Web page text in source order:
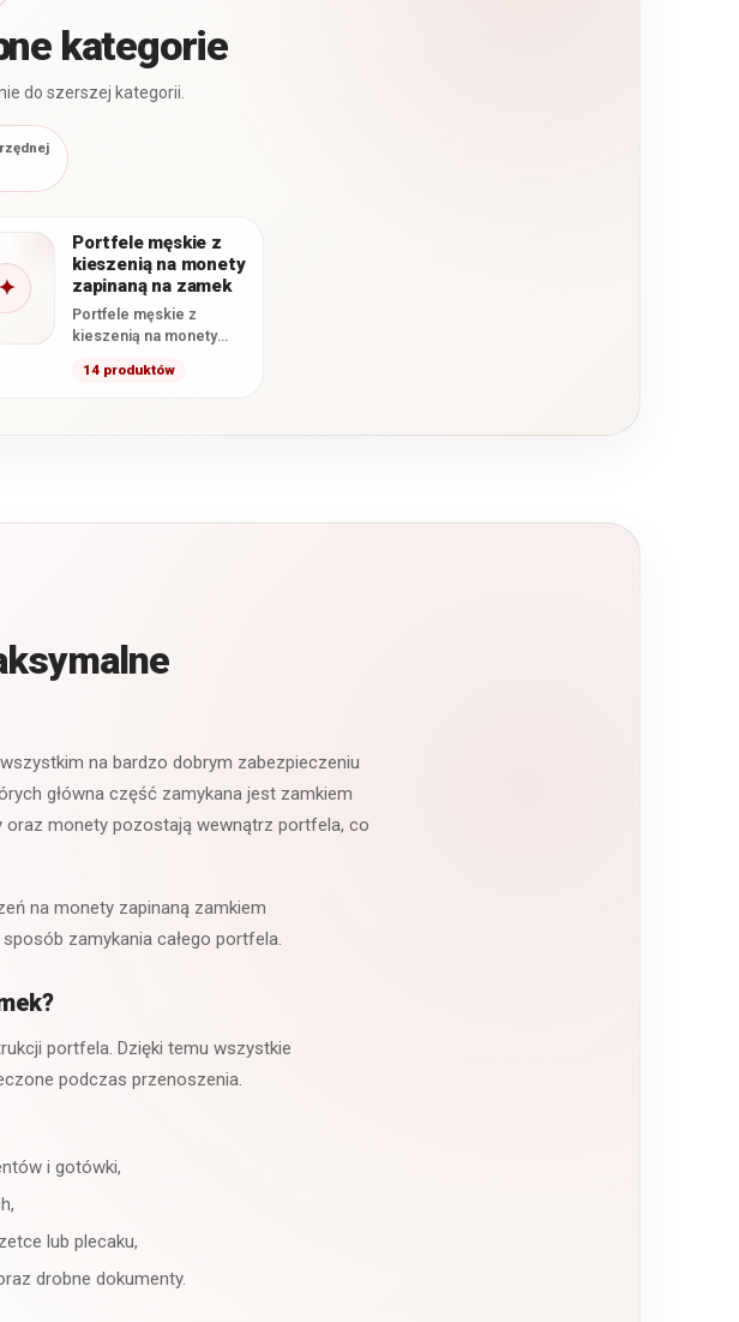
kategorie
do szerszej kategorii.
✦
Portfele męskie z
kieszenią na monety
zapinaną na zamek
Portfele męskie z
kieszenią na monety
modele wyposażone w
14 produktów
na bardzo dobrym zabezpieczeniu
główna część zamykana jest zamkiem
oraz monety pozostają wewnątrz portfela, co
na monety zapinaną zamkiem
zamykania całego portfela.
portfela. Dzięki temu wszystkie
podczas przenoszenia.
i gotówki,
lub plecaku,
drobne dokumenty.